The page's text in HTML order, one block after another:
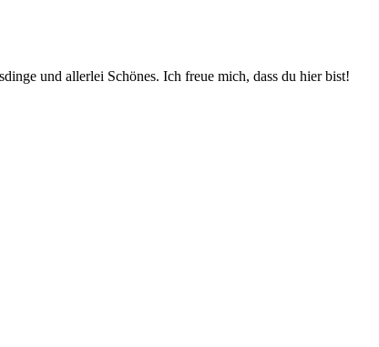
und allerlei Schönes. Ich freue mich, dass du hier bist!